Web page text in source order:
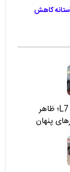
در آستانه کاهش
معایب لوکانو L7؛ ظاهر
پنهان